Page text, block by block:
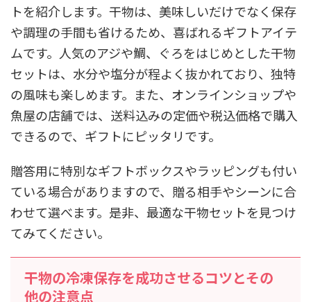
トを紹介します。干物は、美味しいだけでなく保存
や調理の手間も省けるため、喜ばれるギフトアイテ
ムです。人気のアジや鯛、ぐろをはじめとした干物
セットは、水分や塩分が程よく抜かれており、独特
の風味も楽しめます。また、オンラインショップや
魚屋の店舗では、送料込みの定価や税込価格で購入
できるので、ギフトにピッタリです。
贈答用に特別なギフトボックスやラッピングも付い
ている場合がありますので、贈る相手やシーンに合
わせて選べます。是非、最適な干物セットを見つけ
てみてください。
干物の冷凍保存を成功させるコツとその
他の注意点